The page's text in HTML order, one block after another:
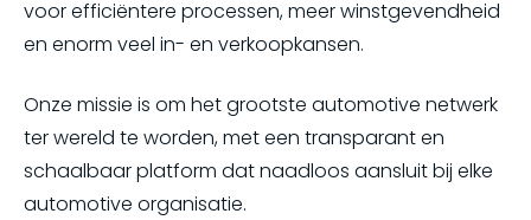
voor efficiëntere processen, meer winstgevendheid
en enorm veel in- en verkoopkansen.
Onze missie is om het grootste automotive netwerk
ter wereld te worden, met een transparant en
schaalbaar platform dat naadloos aansluit bij elke
automotive organisatie.